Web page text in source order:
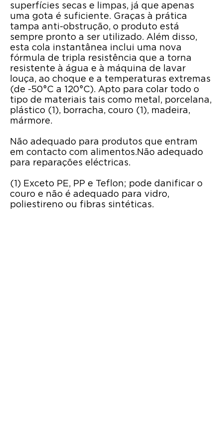
superfícies secas e limpas, já que apenas
uma gota é suficiente. Graças à prática
tampa anti-obstrução, o produto está
sempre pronto a ser utilizado. Além disso,
esta cola instantânea inclui uma nova
fórmula de tripla resistência que a torna
resistente à água e à máquina de lavar
louça, ao choque e a temperaturas extremas
(de -50°C a 120°C). Apto para colar todo o
tipo de materiais tais como metal, porcelana,
plástico (1), borracha, couro (1), madeira,
mármore.
Não adequado para produtos que entram
em contacto com alimentos.Não adequado
para reparações eléctricas.
(1) Exceto PE, PP e Teflon; pode danificar o
couro e não é adequado para vidro,
poliestireno ou fibras sintéticas.